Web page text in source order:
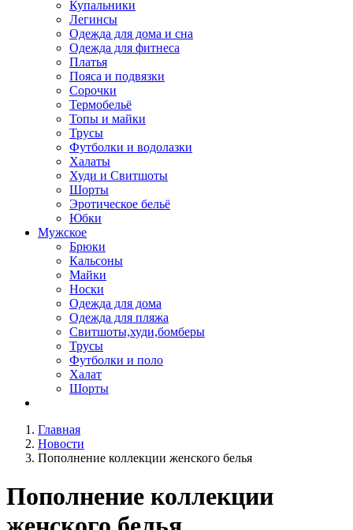
Купальники
Легинсы
Одежда для дома и сна
Одежда для фитнеса
Платья
Пояса и подвязки
Сорочки
Термобельё
Топы и майки
Трусы
Футболки и водолазки
Халаты
Худи и Свитшоты
Шорты
Эротическое бельё
Юбки
Мужское
Брюки
Кальсоны
Майки
Носки
Одежда для дома
Одежда для пляжа
Свитшоты,худи,бомберы
Трусы
Футболки и поло
Халат
Шорты
Главная
Новости
Пополнение коллекции женского белья
Пополнение коллекции